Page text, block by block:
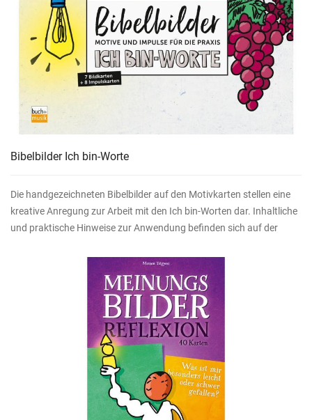
Bibelbilder Ich bin-Worte
Die handgezeichneten Bibelbilder auf den Motivkarten stellen eine
kreative Anregung zur Arbeit mit den Ich bin-Worten dar. Inhaltliche
und praktische Hinweise zur Anwendung befinden sich auf der